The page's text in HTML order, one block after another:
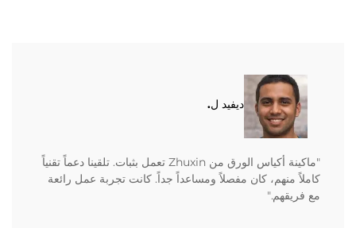
ديفيد ل.
"ماكينة أكياس الورق من Zhuxin تعمل بثبات. تلقينا دعماً تقنياً
كاملاً منهم، كان مفصلاً ومساعداً جداً. كانت تجربة عمل رائعة
مع فريقهم."